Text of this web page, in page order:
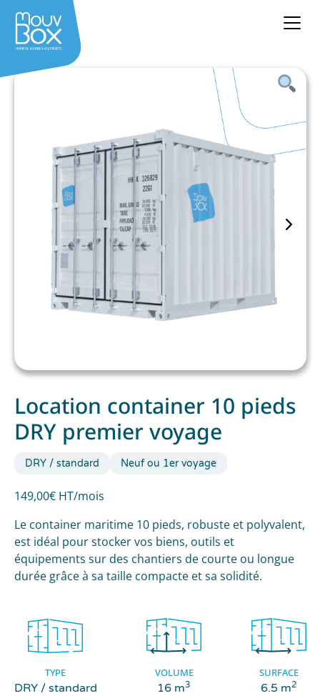
Location container 10 pieds
DRY premier voyage
DRY / standard Neuf ou 1er voyage
149,00€ HT/mois
Le container maritime 10 pieds, robuste et polyvalent,
est idéal pour stocker vos biens, outils et
équipements sur des chantiers de courte ou longue
durée grâce à sa taille compacte et sa solidité.
TYPE
DRY / standard
VOLUME
16 m3
SURFACE
6.5 m2